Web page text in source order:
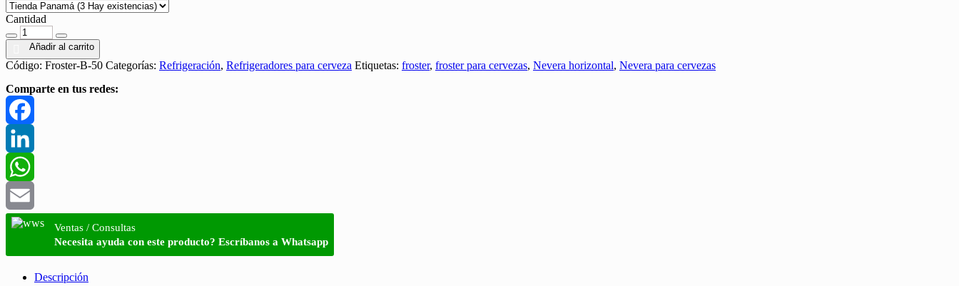
B/. 1,331.98.
Cantidad
Añadir al carrito
Código: Froster-B-50 Categorías: Refrigeración, Refrigeradores para cerveza Etiquetas: froster, froster para cervezas, Nevera horizontal, Nevera para cervezas
Comparte en tus redes:
Facebook
LinkedIn
WhatsApp
Email
Ventas / Consultas
Necesita ayuda con este producto? Escríbanos a Whatsapp
Descripción